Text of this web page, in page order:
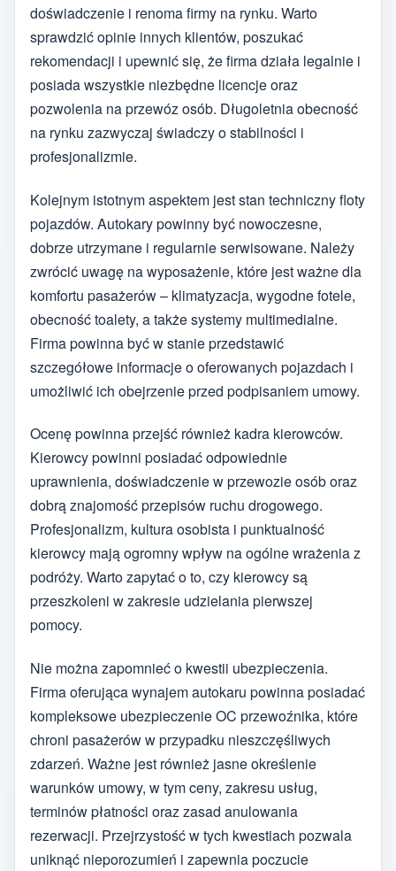
doświadczenie i renoma firmy na rynku. Warto
sprawdzić opinie innych klientów, poszukać
rekomendacji i upewnić się, że firma działa legalnie i
posiada wszystkie niezbędne licencje oraz
pozwolenia na przewóz osób. Długoletnia obecność
na rynku zazwyczaj świadczy o stabilności i
profesjonalizmie.
Kolejnym istotnym aspektem jest stan techniczny floty
pojazdów. Autokary powinny być nowoczesne,
dobrze utrzymane i regularnie serwisowane. Należy
zwrócić uwagę na wyposażenie, które jest ważne dla
komfortu pasażerów – klimatyzacja, wygodne fotele,
obecność toalety, a także systemy multimedialne.
Firma powinna być w stanie przedstawić
szczegółowe informacje o oferowanych pojazdach i
umożliwić ich obejrzenie przed podpisaniem umowy.
Ocenę powinna przejść również kadra kierowców.
Kierowcy powinni posiadać odpowiednie
uprawnienia, doświadczenie w przewozie osób oraz
dobrą znajomość przepisów ruchu drogowego.
Profesjonalizm, kultura osobista i punktualność
kierowcy mają ogromny wpływ na ogólne wrażenia z
podróży. Warto zapytać o to, czy kierowcy są
przeszkoleni w zakresie udzielania pierwszej
pomocy.
Nie można zapomnieć o kwestii ubezpieczenia.
Firma oferująca wynajem autokaru powinna posiadać
kompleksowe ubezpieczenie OC przewoźnika, które
chroni pasażerów w przypadku nieszczęśliwych
zdarzeń. Ważne jest również jasne określenie
warunków umowy, w tym ceny, zakresu usług,
terminów płatności oraz zasad anulowania
rezerwacji. Przejrzystość w tych kwestiach pozwala
uniknąć nieporozumień i zapewnia poczucie